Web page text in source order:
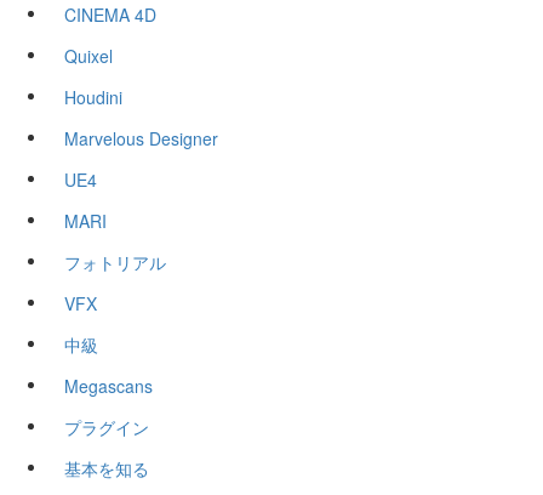
CINEMA 4D
Quixel
Houdini
Marvelous Designer
UE4
MARI
フォトリアル
VFX
中級
Megascans
プラグイン
基本を知る